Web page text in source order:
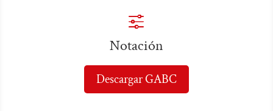
f
Notación
Descargar GABC